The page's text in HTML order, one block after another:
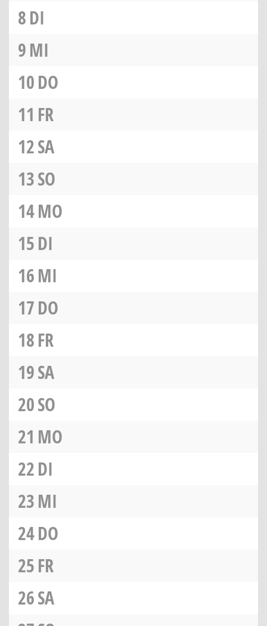
8DI
9MI
10DO
11 FR
12SA
13SO
14MO
15DI
16MI
17DO
18FR
19SA
20SO
21 MO
22DI
23MI
24DO
25FR
26SA